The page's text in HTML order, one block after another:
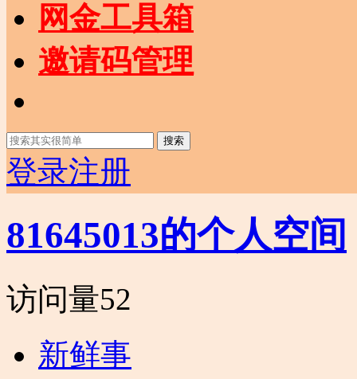
网金工具箱
邀请码管理
搜索
登录注册
81645013的个人空间
访问量52
新鲜事